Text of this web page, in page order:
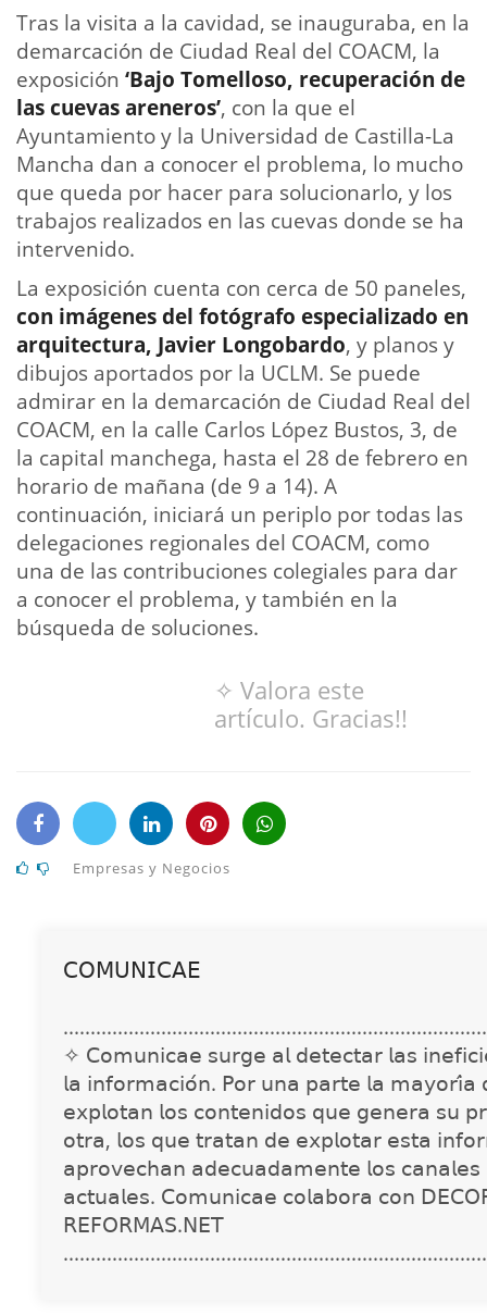
Tras la visita a la cavidad, se inauguraba, en la
demarcación de Ciudad Real del COACM, la
exposición ‘Bajo Tomelloso, recuperación de
las cuevas areneros’, con la que el
Ayuntamiento y la Universidad de Castilla-La
Mancha dan a conocer el problema, lo mucho
que queda por hacer para solucionarlo, y los
trabajos realizados en las cuevas donde se ha
intervenido.
La exposición cuenta con cerca de 50 paneles,
con imágenes del fotógrafo especializado en
arquitectura, Javier Longobardo, y planos y
dibujos aportados por la UCLM. Se puede
admirar en la demarcación de Ciudad Real del
COACM, en la calle Carlos López Bustos, 3, de
la capital manchega, hasta el 28 de febrero en
horario de mañana (de 9 a 14). A
continuación, iniciará un periplo por todas las
delegaciones regionales del COACM, como
una de las contribuciones colegiales para dar
a conocer el problema, y también en la
búsqueda de soluciones.
✧ Valora este
artículo. Gracias!!
Empresas y Negocios
𝖢𝖮𝖬𝖴𝖭𝖨𝖢𝖠𝖤
✧ 𝖢𝗈𝗆𝗎𝗇𝗂𝖼𝖺𝖾 𝗌𝗎𝗋𝗀𝖾 𝖺𝗅 𝖽𝖾𝗍𝖾𝖼𝗍𝖺𝗋 𝗅𝖺𝗌
𝗅𝖺 𝗂𝗇𝖿𝗈𝗋𝗆𝖺𝖼𝗂𝗈́𝗇. 𝖯𝗈𝗋 𝗎𝗇𝖺 𝗉𝖺𝗋𝗍𝖾 𝗅𝖺
𝖾𝗑𝗉𝗅𝗈𝗍𝖺𝗇 𝗅𝗈𝗌 𝖼𝗈𝗇𝗍𝖾𝗇𝗂𝖽𝗈𝗌 𝗊𝗎𝖾 𝗀𝖾𝗇𝖾𝗋𝖺 𝗌𝗎
𝗈𝗍𝗋𝖺, 𝗅𝗈𝗌 𝗊𝗎𝖾 𝗍𝗋𝖺𝗍𝖺𝗇 𝖽𝖾 𝖾𝗑𝗉𝗅𝗈𝗍𝖺𝗋 𝖾𝗌𝗍𝖺
𝖺𝗉𝗋𝗈𝗏𝖾𝖼𝗁𝖺𝗇 𝖺𝖽𝖾𝖼𝗎𝖺𝖽𝖺𝗆𝖾𝗇𝗍𝖾 𝗅𝗈𝗌
𝖺𝖼𝗍𝗎𝖺𝗅𝖾𝗌. 𝖢𝗈𝗆𝗎𝗇𝗂𝖼𝖺𝖾 𝖼𝗈𝗅𝖺𝖻𝗈𝗋𝖺 𝖼𝗈𝗇
𝖱𝖤𝖥𝖮𝖱𝖬𝖠𝖲.𝖭𝖤𝖳